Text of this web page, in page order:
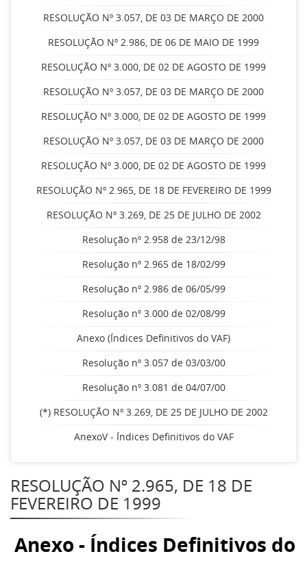
RESOLUÇÃO Nº 3.057, DE 03 DE MARÇO DE 2000
RESOLUÇÃO Nº 2.986, DE 06 DE MAIO DE 1999
RESOLUÇÃO Nº 3.000, DE 02 DE AGOSTO DE 1999
RESOLUÇÃO Nº 3.057, DE 03 DE MARÇO DE 2000
RESOLUÇÃO Nº 3.000, DE 02 DE AGOSTO DE 1999
RESOLUÇÃO Nº 3.057, DE 03 DE MARÇO DE 2000
RESOLUÇÃO Nº 3.000, DE 02 DE AGOSTO DE 1999
RESOLUÇÃO Nº 2.965, DE 18 DE FEVEREIRO DE 1999
RESOLUÇÃO Nº 3.269, DE 25 DE JULHO DE 2002
Resolução nº 2.958 de 23/12/98
Resolução nº 2.965 de 18/02/99
Resolução nº 2.986 de 06/05/99
Resolução nº 3.000 de 02/08/99
Anexo (Índices Definitivos do VAF)
Resolução nº 3.057 de 03/03/00
Resolução nº 3.081 de 04/07/00
(*) RESOLUÇÃO Nº 3.269, DE 25 DE JULHO DE 2002
AnexoV - Índices Definitivos do VAF
RESOLUÇÃO Nº 2.965, DE 18 DE
FEVEREIRO DE 1999
Anexo - Índices Definitivos do